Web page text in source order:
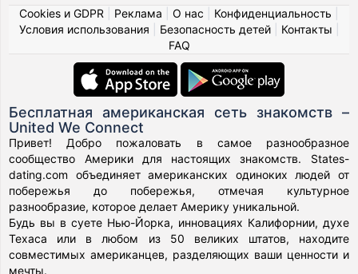
Cookies и GDPR
Реклама О нас Конфиденциальность
Условия использования
Безопасность детей| Контакты
FAQ
Бесплатная американская сеть знакомств –
United We Connect
Привет! Добро пожаловать в самое разнообразное
сообщество Америки для настоящих знакомств. States-
dating.com объединяет американских одиноких людей от
побережья до побережья, отмечая культурное
разнообразие, которое делает Америку уникальной.
Будь вы в суете Нью-Йорка, инновациях Калифорнии, духе
Техаса или в любом из 50 великих штатов, находите
совместимых американцев, разделяющих ваши ценности и
мечты.